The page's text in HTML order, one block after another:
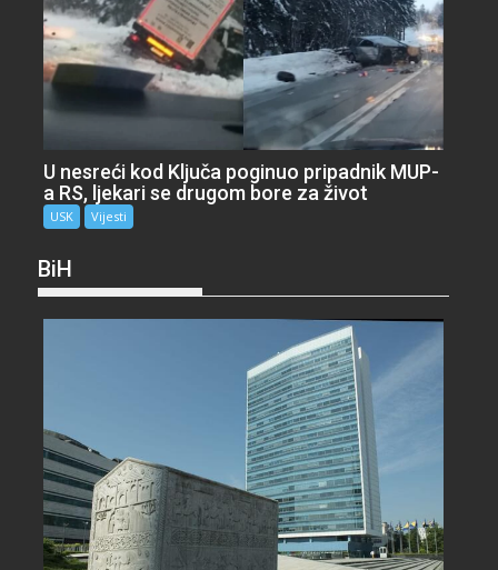
U nesreći kod Ključa poginuo pripadnik MUP-
a RS, ljekari se drugom bore za život
USK Vijesti
BiH